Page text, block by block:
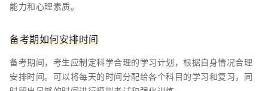
能力和心理素质。
备考期如何安排时间
备考期间，考生应制定科学合理的学习计划，根据自身情况合理
安排时间。可以将每天的时间分配给各个科目的学习和复习，同